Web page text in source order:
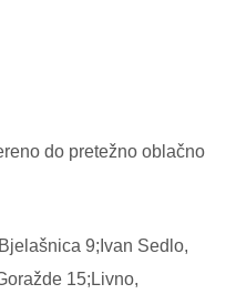
do pretežno oblačno
9;Ivan Sedlo,
15;Livno,